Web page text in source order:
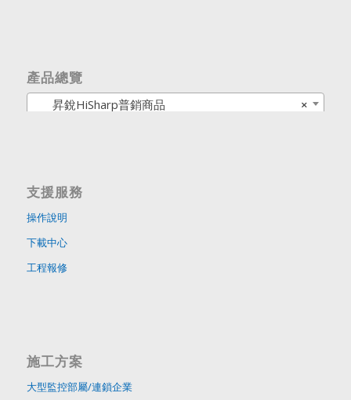
產品總覽
×
昇銳HiSharp普銷商品
支援服務
操作說明
下載中心
工程報修
施工方案
大型監控部屬/連鎖企業